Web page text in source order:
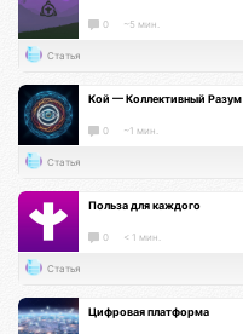
0 ~5 мин.
Статья
Кой — Коллективный Разум
0 ~1 мин.
Статья
Польза для каждого
0 < 1 мин.
Статья
Цифровая платформа